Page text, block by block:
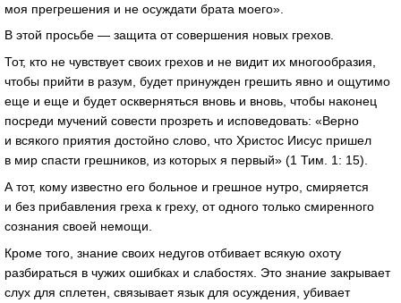
моя прегрешения и не осуждати брата моего».
В этой просьбе — защита от совершения новых грехов.
Тот, кто не чувствует своих грехов и не видит их многообразия,
чтобы прийти в разум, будет принужден грешить явно и ощутимо
еще и еще и будет оскверняться вновь и вновь, чтобы наконец
посреди мучений совести прозреть и исповедовать: «Верно
и всякого приятия достойно слово, что Христос Иисус пришел
в мир спасти грешников, из которых я первый» (1 Тим. 1: 15).
А тот, кому известно его больное и грешное нутро, смиряется
и без прибавления греха к греху, от одного только смиренного
сознания своей немощи.
Кроме того, знание своих недугов отбивает всякую охоту
разбираться в чужих ошибках и слабостях. Это знание закрывает
слух для сплетен, связывает язык для осуждения, убивает